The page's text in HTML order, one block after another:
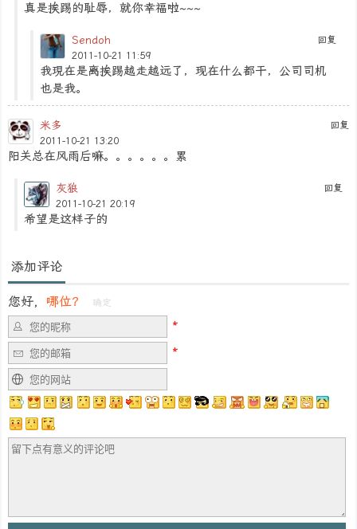
真是挨踢的耻辱，就你幸福啦~~~
回复
Sendoh
2011-10-21 11:59
我現在是离挨踢越走越远了，现在什么都干，公司司机
也是我。
回复
米多
2011-10-21 13:20
阳关总在风雨后嘛。。。。。。累
回复
灰狼
2011-10-21 20:19
希望是这样子的
添加评论
您好， 哪位？ 确定